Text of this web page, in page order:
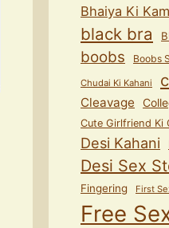
Bhaiya Ki
black bra
boobs Boobs
Chudai Ki Kahani
Cleavage
Cute Girlfriend Ki
Desi Kahani
Desi Sex
Fingering First
Free